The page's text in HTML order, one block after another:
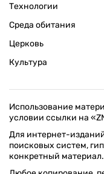
Технологии
Среда обитания
Церковь
Культура
Использование
условии ссылки на
Для интернет-
поисковых систем,
конкретный материал.